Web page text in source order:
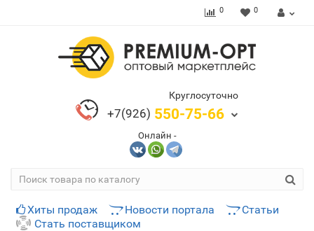
0 0
Круглосуточно
+7(926) 550-75-66
Онлайн -
Хиты продаж Новости портала
Статьи
Стать поставщиком